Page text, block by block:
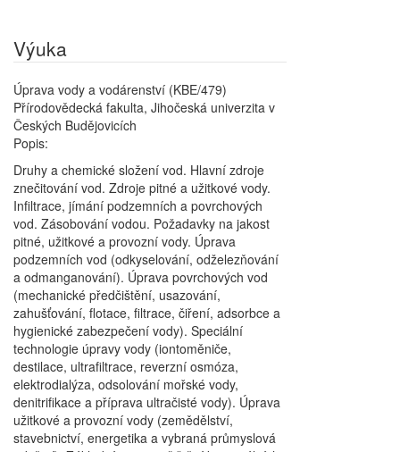
Výuka
Úprava vody a vodárenství (KBE/479)
Přírodovědecká fakulta, Jihočeská univerzita v
Českých Budějovicích
Popis:
Druhy a chemické složení vod. Hlavní zdroje
znečitování vod. Zdroje pitné a užitkové vody.
Infiltrace, jímání podzemních a povrchových
vod. Zásobování vodou. Požadavky na jakost
pitné, užitkové a provozní vody. Úprava
podzemních vod (odkyselování, odželezňování
a odmanganování). Úprava povrchových vod
(mechanické předčištění, usazování,
zahušťování, flotace, filtrace, čiření, adsorbce a
hygienické zabezpečení vody). Speciální
technologie úpravy vody (iontoměniče,
destilace, ultrafiltrace, reverzní osmóza,
elektrodialýza, odsolování mořské vody,
denitrifikace a příprava ultračisté vody). Úprava
užitkové a provozní vody (zemědělství,
stavebnictví, energetika a vybraná průmyslová